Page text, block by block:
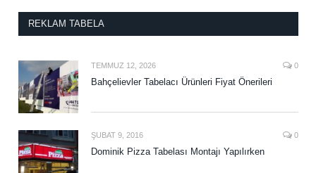
REKLAM TABELA
TEMMUZ 12, 2026 0
Bahçelievler Tabelacı Ürünleri Fiyat Önerileri
ŞUBAT 9, 2016 0
Dominik Pizza Tabelası Montajı Yapılırken